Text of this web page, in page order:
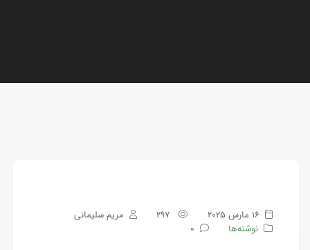
16 مارس 2025
مریم سلیمانی
نوشته‌ها
0